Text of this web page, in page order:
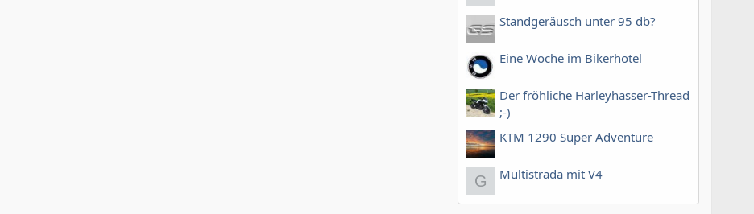
Standgeräusch unter 95 db?
Eine Woche im Bikerhotel
Der fröhliche Harleyhasser-Thread
;-)
KTM 1290 Super Adventure
G Multistrada mit V4